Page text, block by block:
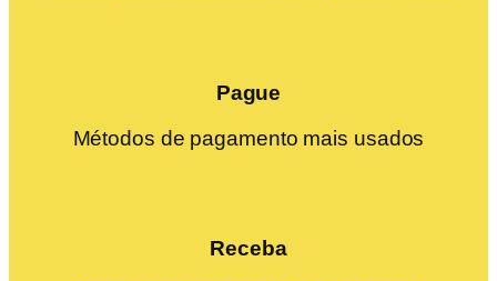
Pague
Métodos de pagamento mais usados
Receba